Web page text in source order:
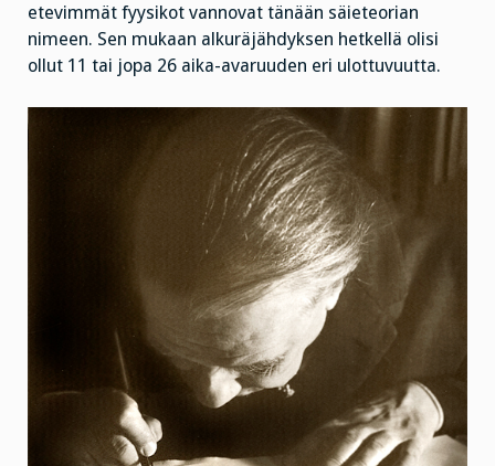
etevimmät fyysikot vannovat tänään säieteorian
nimeen. Sen mukaan alkuräjähdyksen hetkellä olisi
ollut 11 tai jopa 26 aika-avaruuden eri ulottuvuutta.